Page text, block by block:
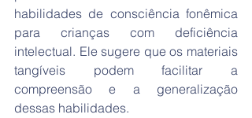
habilidades de consciência fonêmica
para crianças com deficiência
intelectual. Ele sugere que os materiais
tangíveis podem facilitar a
compreensão e a generalização
dessas habilidades.